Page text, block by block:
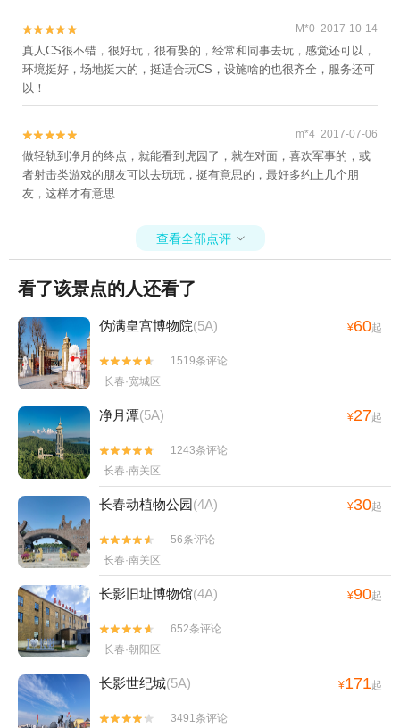

 M*0 2017-10-14
真人CS很不错，很好玩，很有娶的，经常和同事去玩，感觉还可以，
环境挺好，场地挺大的，挺适合玩CS，设施啥的也很齐全，服务还可
以！

 m*4 2017-07-06
做轻轨到净月的终点，就能看到虎园了，就在对面，喜欢军事的，或
者射击类游戏的朋友可以去玩玩，挺有意思的，最好多约上几个朋
友，这样才有意思
查看全部点评 
看了该景点的人还看了
伪满皇宫博物院(5A) ¥60起


1519条评论
长春·宽城区
净月潭(5A) ¥27起


1243条评论
长春·南关区
长春动植物公园(4A) ¥30起


56条评论
长春·南关区
长影旧址博物馆(4A) ¥90起


652条评论
长春·朝阳区
长影世纪城(5A) ¥171起

 3491条评论